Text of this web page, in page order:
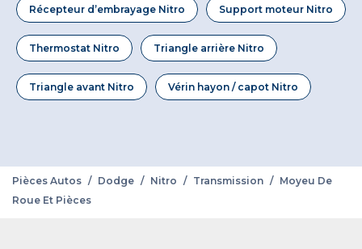
Récepteur d’embrayage Nitro Support moteur Nitro
Thermostat Nitro Triangle arrière Nitro
Triangle avant Nitro Vérin hayon / capot Nitro
Pièces Autos / Dodge / Nitro / Transmission / Moyeu De
Roue Et Pièces